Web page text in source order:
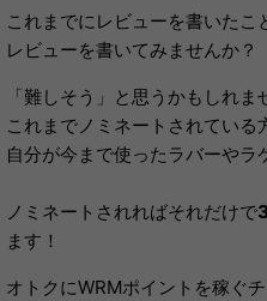
これまでにレビューを書いたこ
レビューを書いてみませんか？
「難しそう」と思うかもしれま
これまでノミネートされている
自分が今まで使ったラバーやラ
ノミネートされればそれだけで
ます！
オトクにWRMポイントを稼ぐ